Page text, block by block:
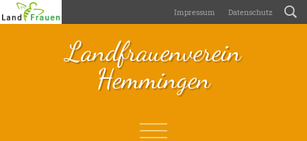
Impressum Datenschutz
Landfrauenverein
Hemmingen